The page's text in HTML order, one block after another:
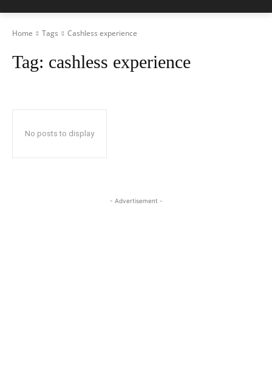
Home Tags Cashless experience
Tag: cashless experience
No posts to display
- Advertisement -